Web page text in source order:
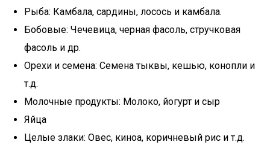
Рыба: Камбала, сардины, лосось и камбала.
Бобовые: Чечевица, черная фасоль, стручковая
фасоль и др.
Орехи и семена: Семена тыквы, кешью, конопли и
т.д.
Молочные продукты: Молоко, йогурт и сыр
Яйца
Целые злаки: Овес, киноа, коричневый рис и т.д.